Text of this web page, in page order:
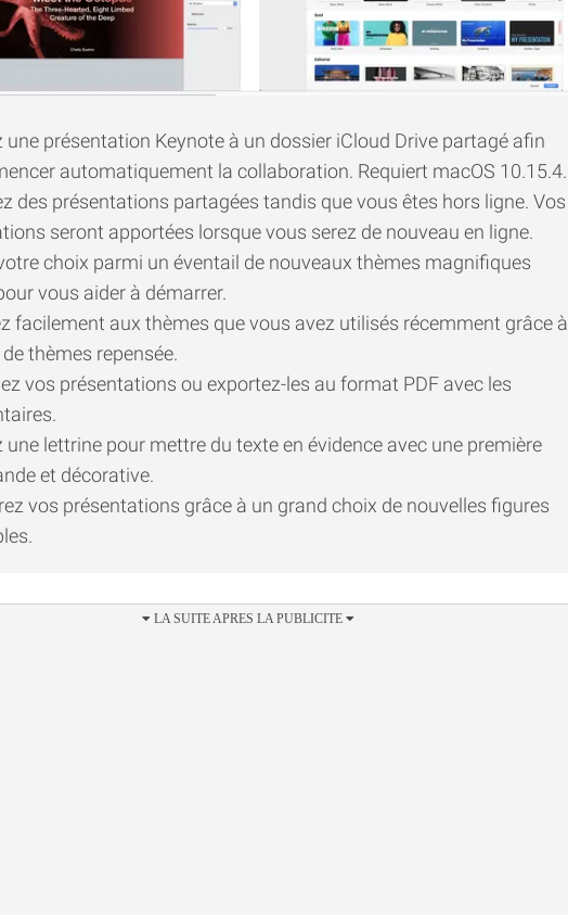
une présentation Keynote à un dossier iCloud Drive partagé afin
automatiquement la collaboration. Requiert macOS 10.15.4.
des présentations partagées tandis que vous êtes hors ligne. Vos
seront apportées lorsque vous serez de nouveau en ligne.
choix parmi un éventail de nouveaux thèmes magnifiques
vous aider à démarrer.
facilement aux thèmes que vous avez utilisés récemment grâce à
thèmes repensée.
vos présentations ou exportez-les au format PDF avec les
une lettrine pour mettre du texte en évidence avec une première
et décorative.
vos présentations grâce à un grand choix de nouvelles figures